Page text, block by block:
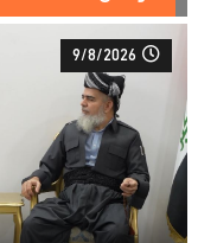
9/8/2026